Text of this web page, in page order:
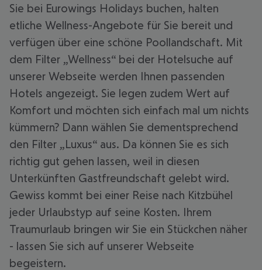
Sie bei Eurowings Holidays buchen, halten
etliche Wellness-Angebote für Sie bereit und
verfügen über eine schöne Poollandschaft. Mit
dem Filter „Wellness“ bei der Hotelsuche auf
unserer Webseite werden Ihnen passenden
Hotels angezeigt. Sie legen zudem Wert auf
Komfort und möchten sich einfach mal um nichts
kümmern? Dann wählen Sie dementsprechend
den Filter „Luxus“ aus. Da können Sie es sich
richtig gut gehen lassen, weil in diesen
Unterkünften Gastfreundschaft gelebt wird.
Gewiss kommt bei einer Reise nach Kitzbühel
jeder Urlaubstyp auf seine Kosten. Ihrem
Traumurlaub bringen wir Sie ein Stückchen näher
- lassen Sie sich auf unserer Webseite
begeistern.